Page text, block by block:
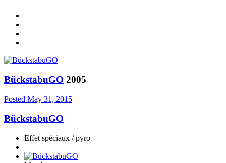
BückstabuGO 2005
Posted May 31, 2015
BückstabuGO
Effet spéciaux / pyro